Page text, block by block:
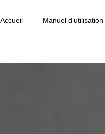
Accueil Manuel d’utilisation